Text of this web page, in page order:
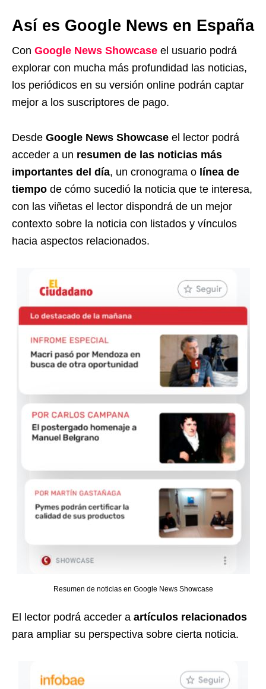
Así es Google News en España
Con Google News Showcase el usuario podrá
explorar con mucha más profundidad las noticias,
los periódicos en su versión online podrán captar
mejor a los suscriptores de pago.
Desde Google News Showcase el lector podrá
acceder a un resumen de las noticias más
importantes del día, un cronograma o línea de
tiempo de cómo sucedió la noticia que te interesa,
con las viñetas el lector dispondrá de un mejor
contexto sobre la noticia con listados y vínculos
hacia aspectos relacionados.
Resumen de noticias en Google News Showcase
El lector podrá acceder a artículos relacionados
para ampliar su perspectiva sobre cierta noticia.